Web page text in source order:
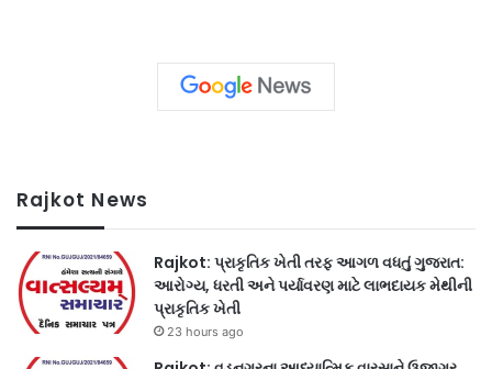
Rajkot News
Rajkot: પ્રાકૃતિક ખેતી તરફ આગળ વધતું ગુજરાત:
આરોગ્ય, ધરતી અને પર્યાવરણ માટે લાભદાયક મેથીની
પ્રાકૃતિક ખેતી
23 hours ago